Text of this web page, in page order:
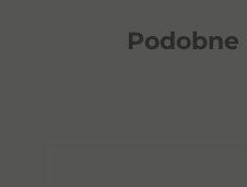
Podobne